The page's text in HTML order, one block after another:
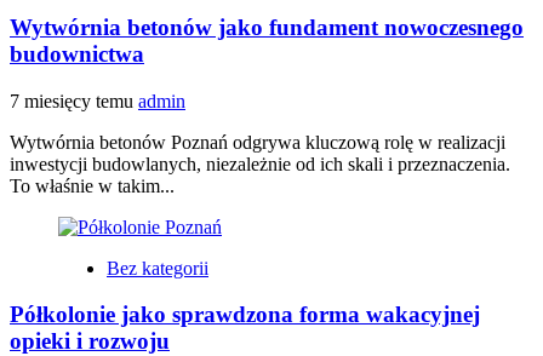
Wytwórnia betonów jako fundament nowoczesnego
budownictwa
7 miesięcy temu admin
Wytwórnia betonów Poznań odgrywa kluczową rolę w realizacji
inwestycji budowlanych, niezależnie od ich skali i przeznaczenia.
To właśnie w takim...
Bez kategorii
Półkolonie jako sprawdzona forma wakacyjnej
opieki i rozwoju